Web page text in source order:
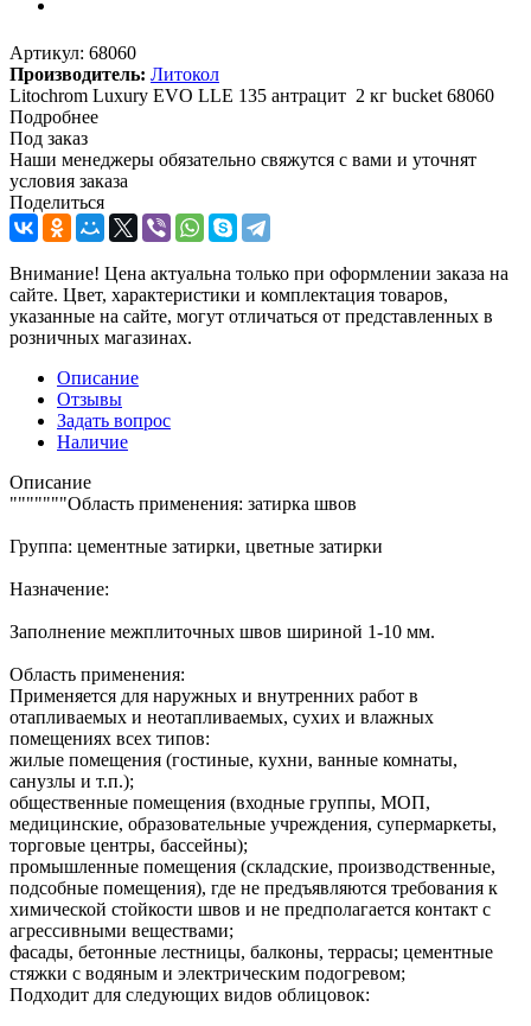
Артикул: 68060
Производитель: Литокол
Litochrom Luxury EVO LLE 135 антрацит 2 кг bucket 68060
Подробнее
Под заказ
Наши менеджеры обязательно свяжутся с вами и уточнят
условия заказа
Поделиться
Внимание! Цена актуальна только при оформлении заказа на
сайте. Цвет, характеристики и комплектация товаров,
указанные на сайте, могут отличаться от представленных в
розничных магазинах.
Описание
Отзывы
Задать вопрос
Наличие
Описание
"""""""Область применения: затирка швов
Группа: цементные затирки, цветные затирки
Назначение:
Заполнение межплиточных швов шириной 1-10 мм.
Область применения:
Применяется для наружных и внутренних работ в
отапливаемых и неотапливаемых, сухих и влажных
помещениях всех типов:
жилые помещения (гостиные, кухни, ванные комнаты,
санузлы и т.п.);
общественные помещения (входные группы, МОП,
медицинские, образовательные учреждения, супермаркеты,
торговые центры, бассейны);
промышленные помещения (складские, производственные,
подсобные помещения), где не предъявляются требования к
химической стойкости швов и не предполагается контакт с
агрессивными веществами;
фасады, бетонные лестницы, балконы, террасы; цементные
стяжки с водяным и электрическим подогревом;
Подходит для следующих видов облицовок: